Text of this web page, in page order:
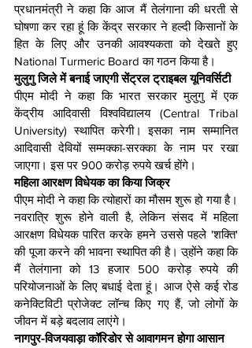
प्रधानमंत्री ने कहा कि आज मैं तेलंगाना की धरती से
घोषणा कर रहा हूं कि केंद्र सरकार ने हल्दी किसानों के
हित के लिए और उनकी आवश्यकता को देखते हुए
National Turmeric Board का गठन किया है।
मुलुगु जिले में बनाई जाएगी सेंट्रल ट्राइबल यूनिवर्सिटी
पीएम मोदी ने कहा कि भारत सरकार मुलुगु में एक
केंद्रीय आदिवासी विश्वविद्यालय (Central Tribal
University) स्थापित करेगी। इसका नाम सम्मानित
आदिवासी देवियों सम्मक्का-सरक्का के नाम पर रखा
जाएगा। इस पर 900 करोड़ रुपये खर्च होंगे।
महिला आरक्षण विधेयक का किया जिक्र
पीएम मोदी ने कहा कि त्योहारों का मौसम शुरू हो गया है।
नवरात्रि शुरू होने वाली है, लेकिन संसद में महिला
आरक्षण विधेयक पारित करके हमने उससे पहले 'शक्ति'
की पूजा करने की भावना स्थापित की है। उ्होंने कहा कि
मैं तेलंगाना को 13 हजार 500 करोड़ रुपये की
परियोजनाओं के लिए बधाई देता हूं। आज ऐसे कई रोड
कनेक्टिविटी प्रोजेक्ट लॉन्च किए गए हैं, जो लोगों के
जीवन में बड़े बदलाव लाएंगे।
नागपुर-विजयवाड़ा कॉरिडोर से आवागमन होगा आसान